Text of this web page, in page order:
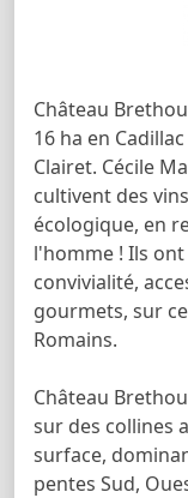
Château
16 ha en
Clairet. Cécile
cultivent des
écologique, en
l'homme ! Ils
convivialité,
gourmets, sur
Romains.
Château
sur des collines
surface,
pentes Sud,